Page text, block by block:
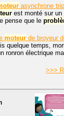
asynchrone
est monté sur un
pense que le
moteur de broyeur
quelque temps,
ronron électrique
>>>